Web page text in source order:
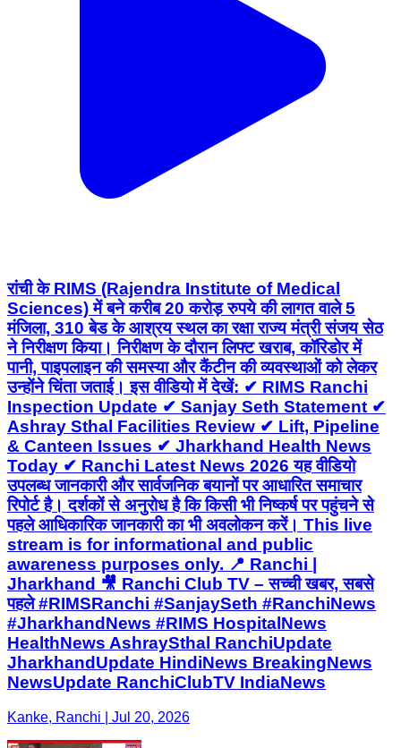
रांची के RIMS (Rajendra Institute of Medical
Sciences) में बने करीब 20 करोड़ रुपये की लागत वाले 5
मंजिला, 310 बेड के आश्रय स्थल का रक्षा राज्य मंत्री संजय सेठ
ने निरीक्षण किया। निरीक्षण के दौरान लिफ्ट खराब, कॉरिडोर में
पानी, पाइपलाइन की समस्या और कैंटीन की व्यवस्थाओं को लेकर
उन्होंने चिंता जताई। इस वीडियो में देखें: ✔ RIMS Ranchi
Inspection Update ✔ Sanjay Seth Statement ✔
Ashray Sthal Facilities Review ✔ Lift, Pipeline
& Canteen Issues ✔ Jharkhand Health News
Today ✔ Ranchi Latest News 2026 यह वीडियो
उपलब्ध जानकारी और सार्वजनिक बयानों पर आधारित समाचार
रिपोर्ट है। दर्शकों से अनुरोध है कि किसी भी निष्कर्ष पर पहुंचने से
पहले आधिकारिक जानकारी का भी अवलोकन करें। This live
stream is for informational and public
awareness purposes only. 📍 Ranchi |
Jharkhand 🎥 Ranchi Club TV – सच्ची खबर, सबसे
पहले #RIMSRanchi #SanjaySeth #RanchiNews
#JharkhandNews #RIMS HospitalNews
HealthNews AshraySthal RanchiUpdate
JharkhandUpdate HindiNews BreakingNews
NewsUpdate RanchiClubTV IndiaNews
Kanke, Ranchi | Jul 20, 2026